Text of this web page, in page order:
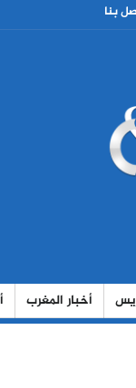
بنا
أخبار المغرب